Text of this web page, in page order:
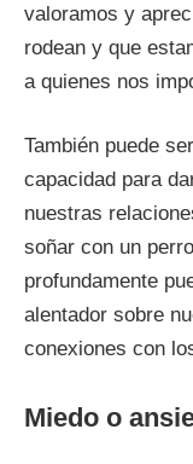
valoramos y
rodean y que
a quienes nos
También puede
capacidad para
nuestras
soñar con un
profundamente
alentador sobre
conexiones con
Miedo o